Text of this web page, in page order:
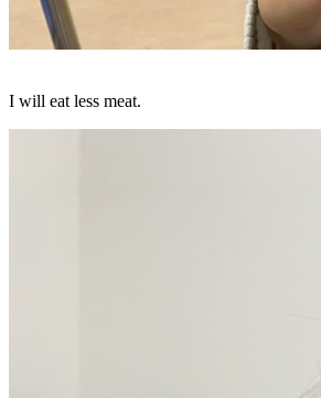
I will eat less meat.